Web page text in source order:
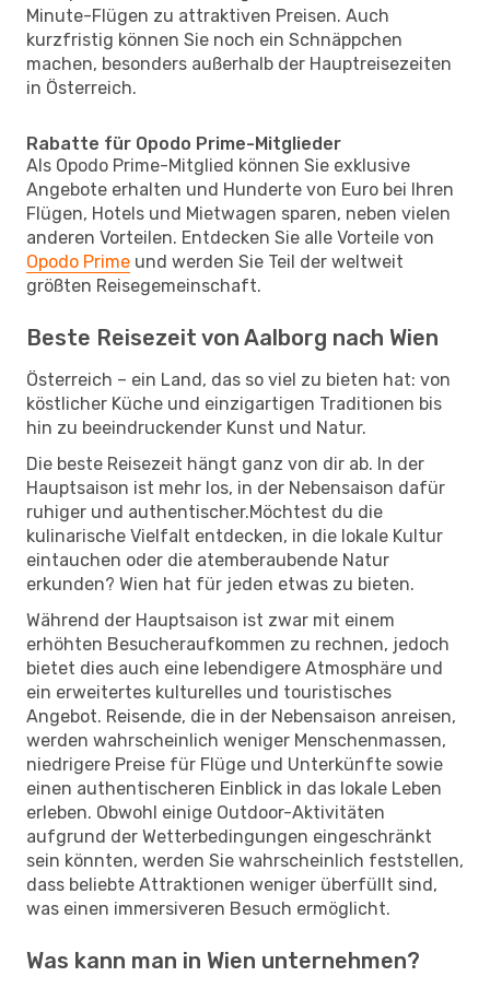
Minute-Flügen zu attraktiven Preisen. Auch
kurzfristig können Sie noch ein Schnäppchen
machen, besonders außerhalb der Hauptreisezeiten
in Österreich.
Rabatte für Opodo Prime-Mitglieder
Als Opodo Prime-Mitglied können Sie exklusive
Angebote erhalten und Hunderte von Euro bei Ihren
Flügen, Hotels und Mietwagen sparen, neben vielen
anderen Vorteilen. Entdecken Sie alle Vorteile von
Opodo Prime und werden Sie Teil der weltweit
größten Reisegemeinschaft.
Beste Reisezeit von Aalborg nach Wien
Österreich – ein Land, das so viel zu bieten hat: von
köstlicher Küche und einzigartigen Traditionen bis
hin zu beeindruckender Kunst und Natur.
Die beste Reisezeit hängt ganz von dir ab. In der
Hauptsaison ist mehr los, in der Nebensaison dafür
ruhiger und authentischer.Möchtest du die
kulinarische Vielfalt entdecken, in die lokale Kultur
eintauchen oder die atemberaubende Natur
erkunden? Wien hat für jeden etwas zu bieten.
Während der Hauptsaison ist zwar mit einem
erhöhten Besucheraufkommen zu rechnen, jedoch
bietet dies auch eine lebendigere Atmosphäre und
ein erweitertes kulturelles und touristisches
Angebot. Reisende, die in der Nebensaison anreisen,
werden wahrscheinlich weniger Menschenmassen,
niedrigere Preise für Flüge und Unterkünfte sowie
einen authentischeren Einblick in das lokale Leben
erleben. Obwohl einige Outdoor-Aktivitäten
aufgrund der Wetterbedingungen eingeschränkt
sein könnten, werden Sie wahrscheinlich feststellen,
dass beliebte Attraktionen weniger überfüllt sind,
was einen immersiveren Besuch ermöglicht.
Was kann man in Wien unternehmen?